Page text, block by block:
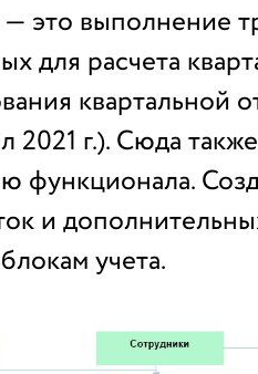
— это выполнение
для расчета
квартальной
2021 г.). Сюда
функционала.
и
учета.